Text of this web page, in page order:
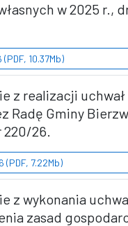
w 2025 r.,
10.37Mb)
z realizacji uchwał
Radę Gminy
220/26.
(PDF, 7.22Mb)
z wykonania
zasad